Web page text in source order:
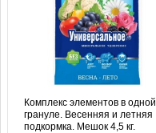
Комплекс элементов в одной
грануле. Весенняя и летняя
подкормка. Мешок 4,5 кг.